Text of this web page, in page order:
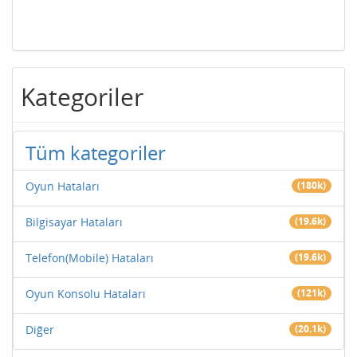
Kategoriler
Tüm kategoriler
Oyun Hataları (180k)
Bilgisayar Hataları (19.6k)
Telefon(Mobile) Hataları (19.6k)
Oyun Konsolu Hataları (121k)
Diğer (20.1k)